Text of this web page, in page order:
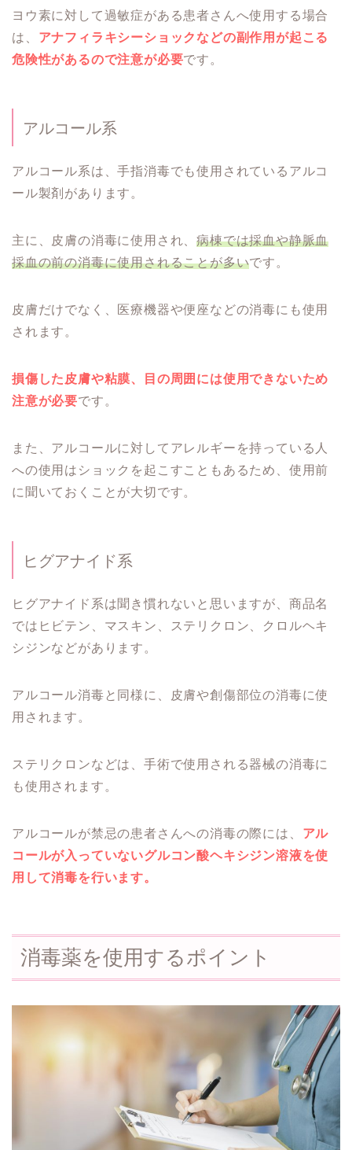
ヨウ素に対して過敏症がある患者さんへ使用する場合
は、 アナフィラキシーショックなどの副作用が起こる
危険性があるので注意が必要です。
アルコール系
アルコール系は、手指消毒でも使用されているアルコ
ール製剤があります。
主に、皮膚の消毒に使用され、病棟では採血や静脈血
採血の前の消毒に使用されることが多いです。
皮膚だけでなく、医療機器や便座などの消毒にも使用
されます。
損傷した皮膚や粘膜、目の周囲には使用できないため
注意が必要です。
また、アルコールに対してアレルギーを持っている人
への使用はショックを起こすこともあるため、使用前
に聞いておくことが大切です。
ヒグアナイド系
ヒグアナイド系は聞き慣れないと思いますが、商品名
ではヒビテン、マスキン、ステリクロン、クロルヘキ
シジンなどがあります。
アルコール消毒と同様に、皮膚や創傷部位の消毒に使
用されます。
ステリクロンなどは、手術で使用される器械の消毒に
も使用されます。
アルコールが禁忌の患者さんへの消毒の際には、 アル
コールが入っていないグルコン酸ヘキシジン溶液を使
用して消毒を行います。
消毒薬を使用するポイント